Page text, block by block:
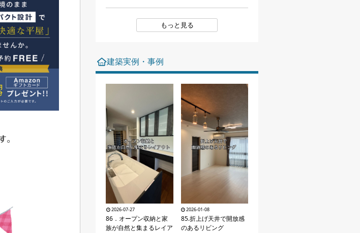
企業情報
。
もっと見る
建築実例・事例
2026-07-27
86．オープン収納と家
族が自然と集まるレイア
2026-01-08
85.折上げ天井で開放感
のあるリビング